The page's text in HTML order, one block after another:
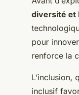
diversité et
pour
renforce la
L’inclusion,
inclusif